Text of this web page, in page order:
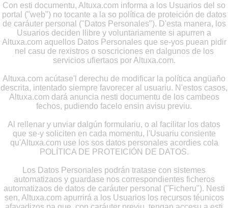
Con esti documentu, Altuxa.com informa a los Usuarios del so
portal ("web") no tocante a la so política de proteición de datos
de caráuter personal ("Datos Personales"). D'esta manera, los
Usuarios deciden llibre y voluntariamente si apurren a
Altuxa.com aquellos Datos Personales que se-yos puean pidir
nel casu de rexistros o soscriciones en dalgunos de los
servicios ufiertaos por Altuxa.com.
Altuxa.com acútase'l derechu de modificar la política angüaño
descrita, intentado siempre favorecer al usuariu. N'estos casos,
Altuxa.com dará anuncia nesti documentu de los cambeos
fechos, pudiendo facelo ensin avisu previu.
Al rellenar y unviar dalgún formulariu, o al facilitar los datos
que se-y soliciten en cada momentu, l'Usuariu consiente
qu'Altuxa.com use los sos datos personales acordies cola
POLÍTICA DE PROTEICIÓN DE DATOS.
Los Datos Personales podrán tratase con sistemes
automatizaos y guardase nos correspondientes ficheros
automatizaos de datos de caráuter personal ("Ficheru"). Nesti
sen, Altuxa.com apurrirá a los Usuarios los recursos téunicos